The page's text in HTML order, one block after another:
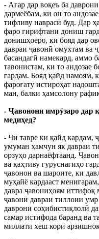
- Агар дар воқеъ ба
дармеёбам, ки он то
тифливу наврасӣ буд. Дар
фаро гирифтани дониш
донишҳоеро, ки бояд дар
давраи ҷавонӣ омӯхтам ва
басандагӣ намекард, аммо
тавонистам, ки то андозае
гардам. Бояд қайд намоям,
фароғату истироҳат
ман, балки ҳамсолону
- Ҷавонони имрӯзаро дар
медиҳед?
- Чӣ тавре ки қайд кардам,
умуман ҳамчун як давраи
орзуҳо дарнаёфтаанд.
ва қаҳтиву гуруснагиҳо
ҷавонон ва шароите, ки
муҳайё кардааст
давра ҷавониҳоям иттифоқ
ҷавонӣ давраи тиллоии
даврони соҳибистиқлолӣ
самар истифода баранд ва
миллати хеш кори